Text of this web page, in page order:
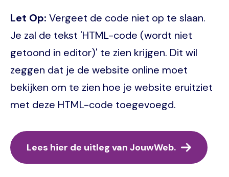
Let Op: Vergeet de code niet op te slaan.
Je zal de tekst 'HTML-code (wordt niet
getoond in editor)' te zien krijgen. Dit wil
zeggen dat je de website online moet
bekijken om te zien hoe je website eruitziet
met deze HTML-code toegevoegd.
Lees hier de uitleg van JouwWeb.